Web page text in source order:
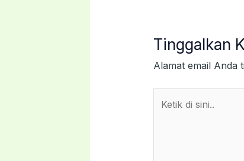
Tinggalkan
Alamat email Anda